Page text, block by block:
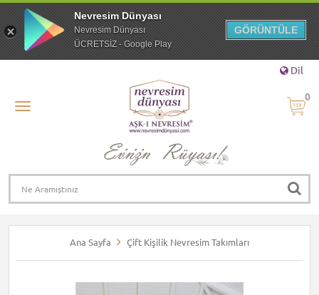
Dil
0
Ana Sayfa Çift Kişilik Nevresim Takımları
Nevresim Dünyası
Nevresim Dünyası
ÜCRETSİZ - Google Play
GÖRÜNTÜLE